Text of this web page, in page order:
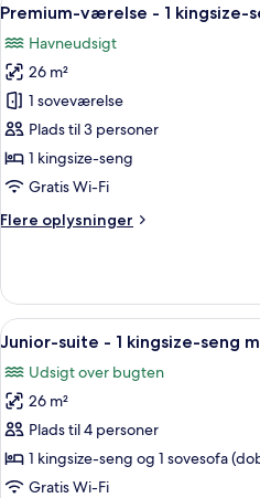
2
senge
(View)
alle
billeder
af
Premium-
værelse
-
1
seng
7
Premium-værelse - 1 kingsize-
Havneudsigt
26 m²
1 soveværelse
Plads til 3 personer
1 kingsize-seng
Gratis Wi-Fi
Flere oplysninger
Flere
værelse
1
seng
(View)
Indlæs
alle
billeder
af
Junior-
suite
-
4
Junior-suite - 1 kingsize-seng
Udsigt over bugten
26 m²
Plads til 4 personer
1 kingsize-seng og 1 sovesofa
Gratis Wi-Fi